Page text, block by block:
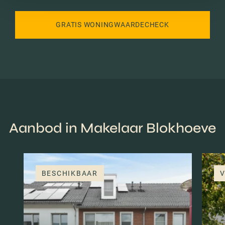
GRATIS WONINGWAARDECHECK
Aanbod in Makelaar Blokhoeve
BESCHIKBAAR